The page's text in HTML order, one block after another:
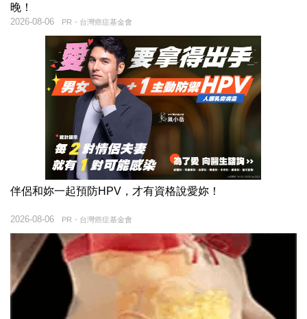
晚！
PR・台灣癌症基金會
2026-08-06
伴侶和妳一起預防HPV，才有資格說愛妳！
PR・台灣癌症基金會
2026-08-06